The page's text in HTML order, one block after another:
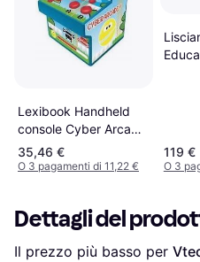
Lexibook Handheld
console Cyber Arcade
(JL2940)
35,46 €
O 3 pagamenti di 11,22 €
119 €
O 3
Dettagli del
Il prezzo più basso per